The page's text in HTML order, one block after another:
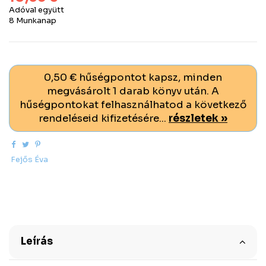
Adóval együtt
8 Munkanap
0,50 € hűségpontot kapsz, minden
megvásárolt 1 darab könyv után. A
hűségpontokat felhasználhatod a következő
rendeléseid kifizetésére... részletek »
Fejős Éva
Leírás